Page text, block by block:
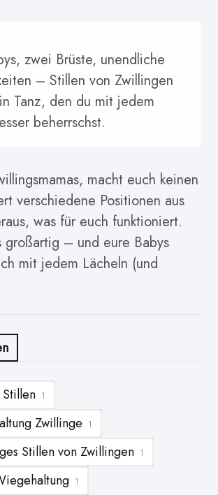
zwei Brüste, unendliche
– Stillen von Zwillingen
Tanz, den du mit jedem
beherrschst.
macht euch keinen
verschiedene Positionen aus
was für euch funktioniert.
großartig – und eure Babys
mit jedem Lächeln (und
1
Zwillinge 1
Stillen von Zwillingen 1
1